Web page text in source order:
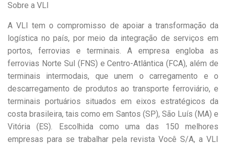
Sobre a VLI
A VLI tem o compromisso de apoiar a transformação da
logística no país, por meio da integração de serviços em
portos, ferrovias e terminais. A empresa engloba as
ferrovias Norte Sul (FNS) e Centro-Atlântica (FCA), além de
terminais intermodais, que unem o carregamento e o
descarregamento de produtos ao transporte ferroviário, e
terminais portuários situados em eixos estratégicos da
costa brasileira, tais como em Santos (SP), São Luís (MA) e
Vitória (ES). Escolhida como uma das 150 melhores
empresas para se trabalhar pela revista Você S/A, a VLI